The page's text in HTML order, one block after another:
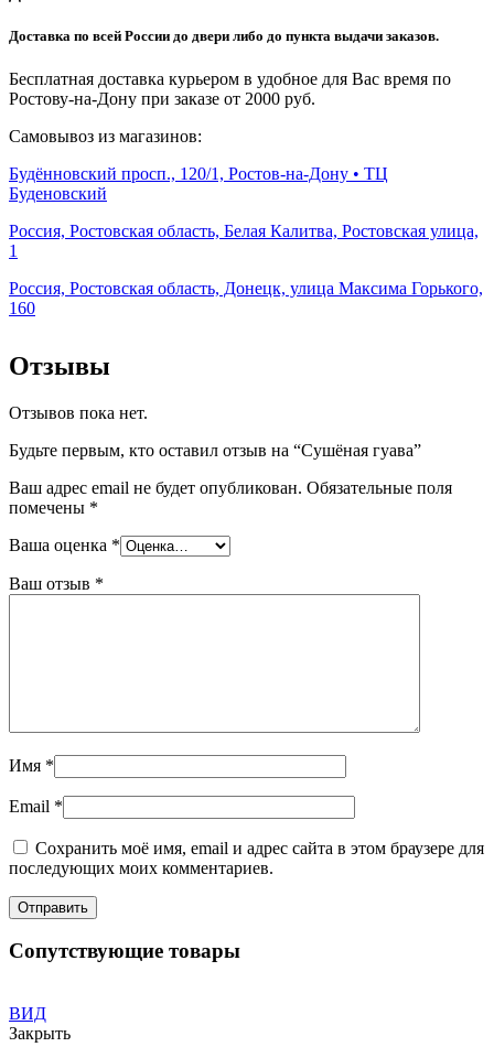
Доставка по всей России до двери либо до пункта выдачи заказов.
Бесплатная доставка курьером в удобное для Вас время по
Ростову-на-Дону при заказе от 2000 руб.
Самовывоз из магазинов:
Будённовский просп., 120/1, Ростов-на-Дону • ТЦ
Буденовский
Россия, Ростовская область, Белая Калитва, Ростовская улица,
1
Россия, Ростовская область, Донецк, улица Максима Горького,
160
Отзывы
Отзывов пока нет.
Будьте первым, кто оставил отзыв на “Сушёная гуава”
Ваш адрес email не будет опубликован. Обязательные поля
помечены *
Ваша оценка *
Ваш отзыв *
Имя *
Email *
Сохранить моё имя, email и адрес сайта в этом браузере для
последующих моих комментариев.
Сопутствующие товары
ВИД
Закрыть